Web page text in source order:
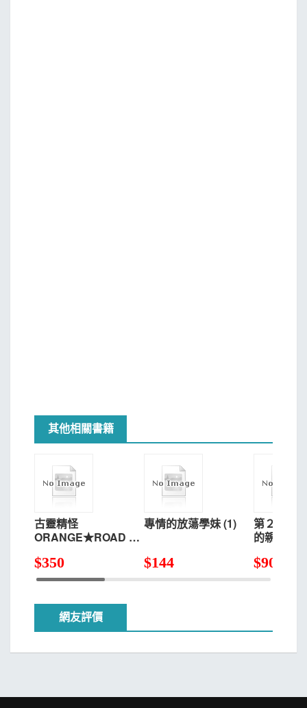
其他相關書籍
古靈精怪
ORANGE★ROAD 典
$350
專情的放蕩學妹 (1)
$144
第２次的春天
的親吻 2完
$90
網友評價